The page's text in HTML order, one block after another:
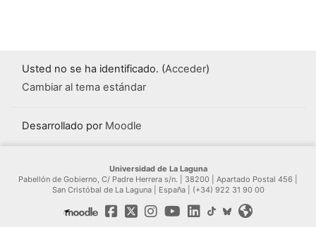
Usted no se ha identificado. (Acceder)
Cambiar al tema estándar
Desarrollado por Moodle
Universidad de La Laguna
Pabellón de Gobierno, C/ Padre Herrera s/n. | 38200 | Apartado Postal 456 |
San Cristóbal de La Laguna | España | (+34) 922 31 90 00